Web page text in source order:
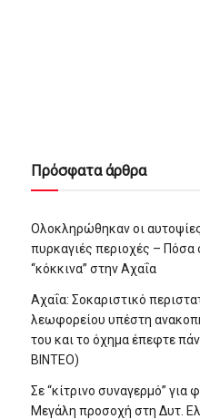
Πρόσφατα άρθρα
Ολοκληρώθηκαν οι
πυρκαγιές περιοχές – Πόσα
“κόκκινα” στην Αχαΐα
Αχαΐα: Σοκαριστικό
λεωφορείου υπέστη
του και το όχημα έπεφτε
ΒΙΝΤΕΟ)
Σε “κίτρινο συναγερμό”
Μεγάλη προσοχή στη Δυτ.